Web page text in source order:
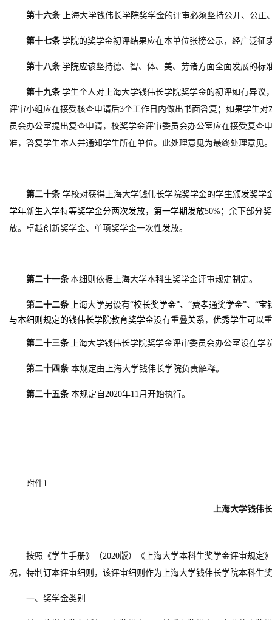
第十六条 上海大学钱伟长学院奖学金的评审必须坚持公开、公正
第十七条 学院的奖学金初评结果应在本单位张榜公示，经广泛征
第十八条 学院应该坚持德、智、体、美、劳诸方面全面发展的标
第十九条 学生个人对上海大学钱伟长学院奖学金的初评如有异议
评审小组应在接受核查申请后3个工作日内做出书面答复；如果学生
员会办公室提出复查申请，校奖学金评审委员会办公室应在接受复查
准，答复学生本人并通知学生所在单位。此处理意见为最终处理意见。
第二十条 学校对获得上海大学钱伟长学院奖学金的学生颁发奖
学年新生入学特等奖学金分两次发放，第一学期发放50%；余下部分
放。卓越创新奖学金、单项奖学金一次性发放。
第二十一条 本细则依据上海大学本科生奖学金评审规定制定。
第二十二条 上海大学另设有“校长奖学金”、“费孝通奖学金”、“
与本细则规定的钱伟长学院教育奖学金没有重叠关系，优秀学生可以
第二十三条 上海大学钱伟长学院奖学金评审委员会办公室设在学
第二十四条 本规定由上海大学钱伟长学院负责解释。
第二十五条 本规定自 2020年11月开始执行。
附件1
上海大学钱伟
按照《学生手册》（2020版）《上海大学本科生奖学金评审规定
况，特制订本评审细则，该评审细则作为上海大学钱伟长学院本科生
一、奖学金类别